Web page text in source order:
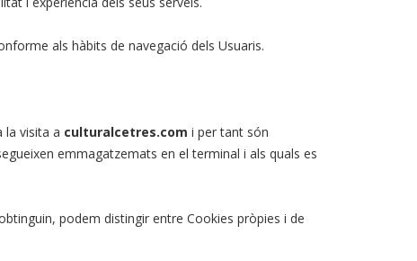
als hàbits de navegació dels Usuaris.
la visita a culturalcetres.com i per tant són
emmagatzemats en el terminal i als quals es
podem distingir entre Cookies pròpies i de